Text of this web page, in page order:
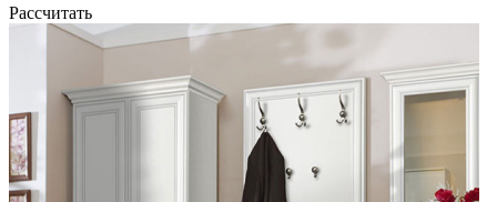
Рассчитать